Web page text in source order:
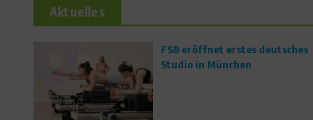
Aktuelles
FS8 eröffnet erstes deutsches
Studio in München